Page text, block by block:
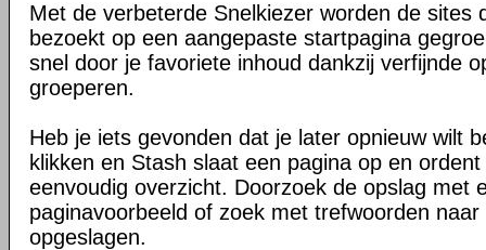
Met de verbeterde Snelkiezer worden de sites
bezoekt op een aangepaste startpagina
snel door je favoriete inhoud dankzij verfijnde
groeperen.
Heb je iets gevonden dat je later opnieuw wilt
klikken en Stash slaat een pagina op en ordent
eenvoudig overzicht. Doorzoek de opslag met
paginavoorbeeld of zoek met trefwoorden
opgeslagen.